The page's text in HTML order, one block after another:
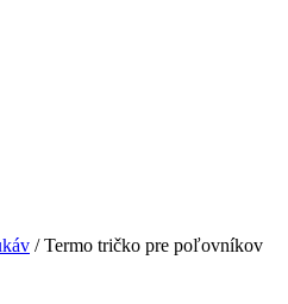
/ Termo tričko pre poľovníkov